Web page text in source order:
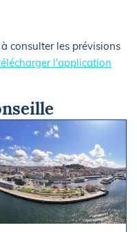
consulter les prévisions
l'application